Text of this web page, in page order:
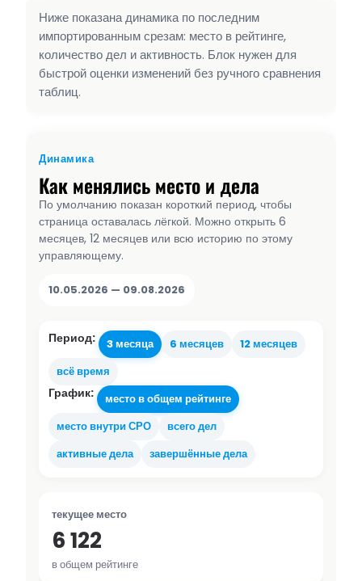
Ниже показана динамика по последним
импортированным срезам: место в рейтинге,
количество дел и активность. Блок нужен для
быстрой оценки изменений без ручного сравнения
таблиц.
Динамика
Как менялись место и дела
По умолчанию показан короткий период, чтобы
страница оставалась лёгкой. Можно открыть 6
месяцев, 12 месяцев или всю историю по этому
управляющему.
10.05.2026 — 09.08.2026
Период: 3 месяца 6 месяцев
12 месяцев
всё время
График:
место в общем рейтинге
место внутри СРО
всего дел
активные дела
завершённые дела
текущее место
6 122
в общем рейтинге